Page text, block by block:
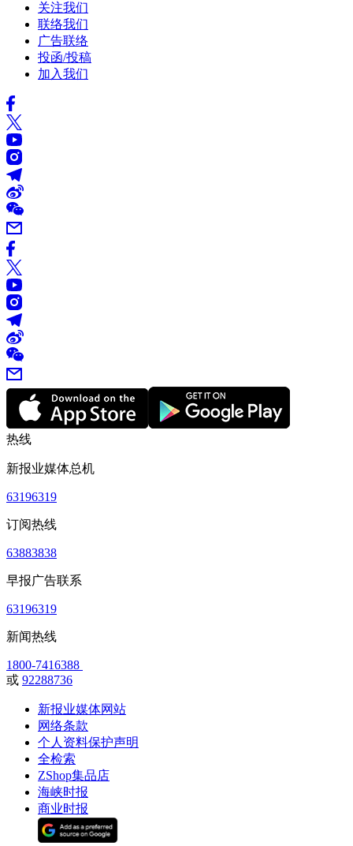
关注我们
联络我们
广告联络
投函/投稿
加入我们
热线
新报业媒体总机
63196319
订阅热线
63883838
早报广告联系
63196319
新闻热线
1800-7416388
或 92288736
新报业媒体网站
网络条款
个人资料保护声明
全检索
ZShop集品店
海峡时报
商业时报